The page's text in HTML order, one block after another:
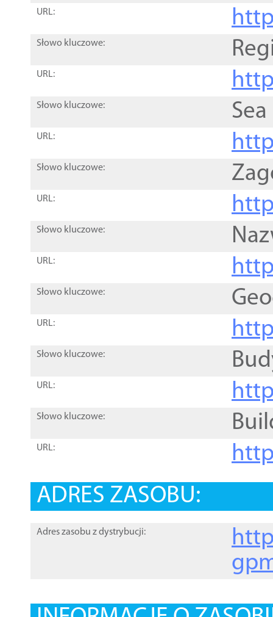
URL:
Słowo kluczowe:
URL:
Słowo kluczowe:
URL:
Słowo kluczowe:
URL:
Słowo kluczowe:
URL:
Słowo kluczowe:
URL:
Słowo kluczowe:
URL:
Słowo kluczowe:
URL:
ADRES ZASOBU:
Adres zasobu z dystrybucji: